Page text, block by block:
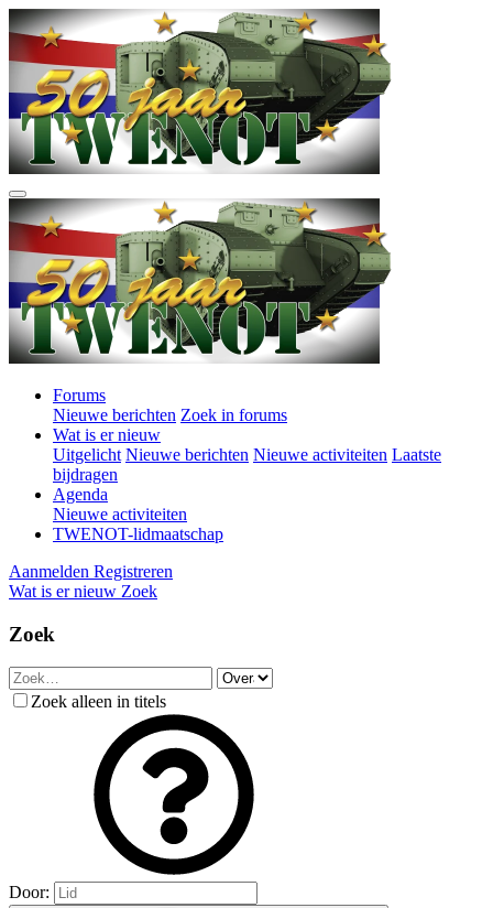
Forums
Nieuwe berichten Zoek in forums
Wat is er nieuw
Uitgelicht Nieuwe berichten Nieuwe activiteiten Laatste
bijdragen
Agenda
Nieuwe activiteiten
TWENOT-lidmaatschap
Aanmelden Registreren
Wat is er nieuw Zoek
Zoek
Zoek alleen in titels
Door: